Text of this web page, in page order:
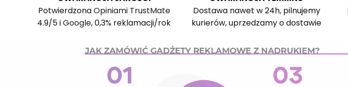
PotwierdzonaOpiniami TrustMate
4.9/5 iGoogle, 0,3% reklamacji/rok
Dostawa nawet w 24h, pilnujemy
kurierów, uprzedzamy o dostawie